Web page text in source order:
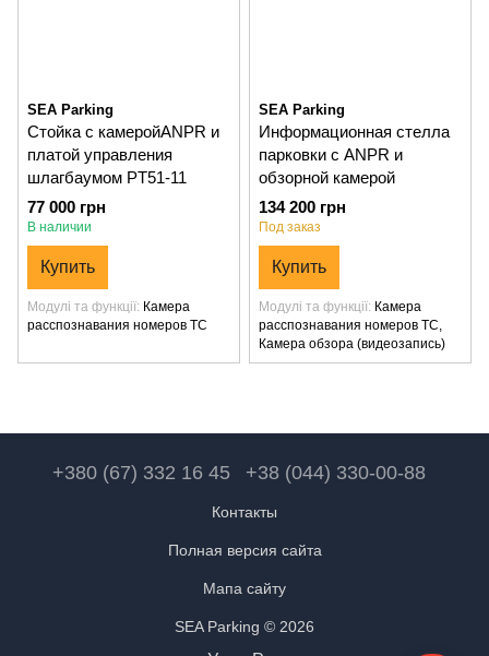
SEA Parking
Стойка с камеройANPR и
платой управления
шлагбаумом PT51-11
77 000 грн
В наличии
Купить
Модулі та функції Камера
расспознавания номеров ТС
SEA Parking
Информационная стелла
парковки с ANPR и
обзорной камерой
134 200 грн
Под заказ
Купить
Модулі та функції Камера
расспознавания номеров ТС,
Камера обзора (видеозапись)
+380 (67) 332 16 45 +38 (044) 330-00-88
Контакты
Полная версия сайта
Мапа сайту
SEA Parking © 2026